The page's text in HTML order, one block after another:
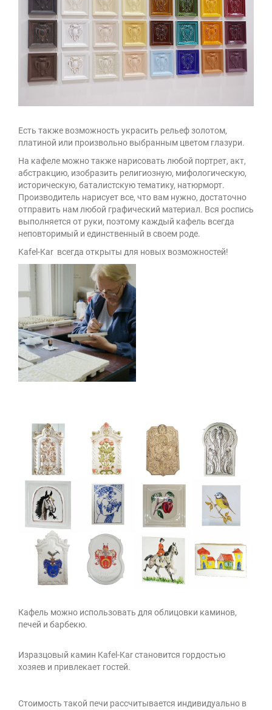
Есть также возможность украсить рельеф золотом,
платиной или произвольно выбранным цветом глазури.
На кафеле можно также нарисовать любой портрет, акт,
абстракцию, изобразить религиозную, мифологическую,
историческую, баталистскую тематику, натюрморт.
Производитель нарисует все, что вам нужно, достаточно
отправить нам любой графический материал. Вся роспись
выполняется от руки, поэтому каждый кафель всегда
неповторимый и единственный в своем роде.
Kafel-Kar всегда открыты для новых возможностей!
Кафель можно использовать для облицовки каминов,
печей и барбекю.
Изразцовый камин Kafel-Kar становится гордостью
хозяев и привлекает гостей.
Стоимость такой печи рассчитывается индивидуально в